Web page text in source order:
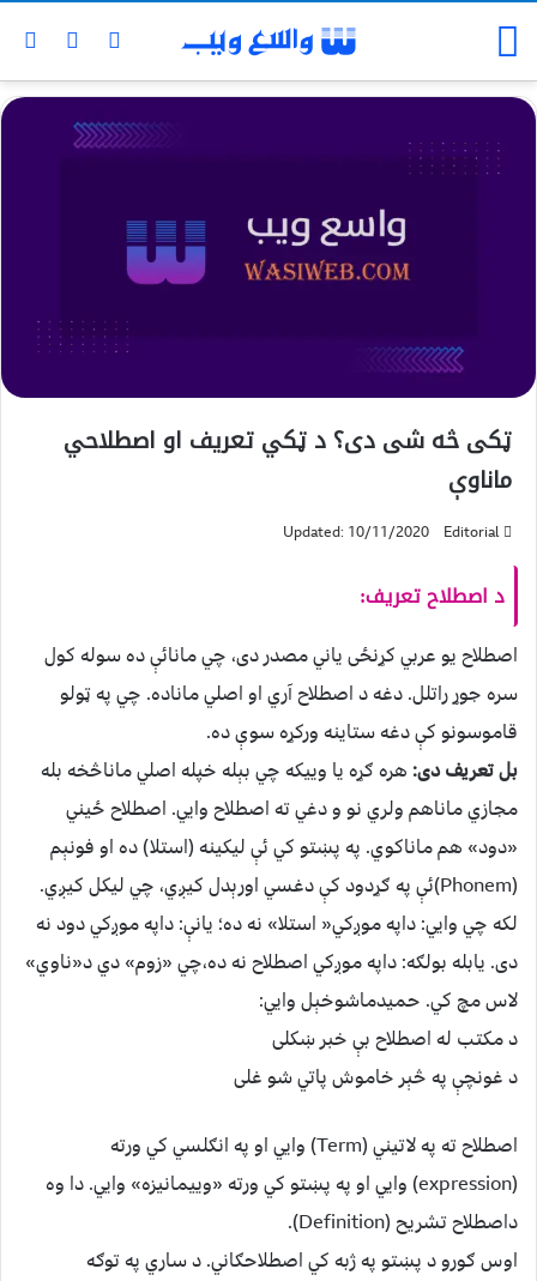
ټکی څه شی دی؟ د ټکي تعریف او اصطلاحي
ماناوې
Editorial
Updated: 10/11/2020
د اصطلاح تعریف:
اصطلاح یو عربي کړنځی یاني مصدر دی، چي مانائې ده سوله کول
سره جوړ راتلل. دغه د اصطلاح آري او اصلي ماناده. چي په ټولو
قاموسونو کې دغه ستاینه ورکړه سوې ده.
بل تعریف دی: هره ګړه یا وییکه چي بېله خپله اصلي ماناڅخه بله
مجازي ماناهم ولري نو و دغي ته اصطلاح وایي. اصطلاح ځیني
«دود» هم ماناکوي. په پښتو کي ئې لیکینه (استلا) ده او فونېم
(Phonem)ئې په ګړدود کې دغسي اورېدل کیږي، چي لیکل کیږي.
لکه چي وايي: داپه موږکي« استلا» نه ده؛ یانې: داپه موږکي دود نه
دی. یابله بولګه: داپه موږکي اصطلاح نه ده،چي «زوم» دي د«ناوي»
لاس مچ کي. حمیدماشوخېل وایي:
د مکتب له اصطلاح بې خبر ښکلی
د غونچې په څېر خاموش پاتي شو غلی
اصطلاح ته په لاتیني (Term) وایي او په انګلسي کي ورته
(expression) وايي او په پښتو کي ورته «وییمانیزه» وايي. دا وه
داصطلاح تشریح (Definition).
اوس ګورو د پښتو په ژبه کي اصطلاحګاني. د ساري په توګه